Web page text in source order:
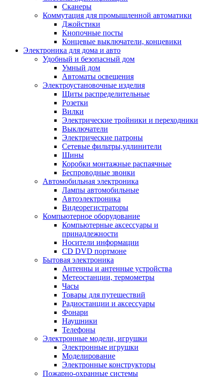
Сканеры
Коммутация для промышленной автоматики
Джойстики
Кнопочные посты
Концевые выключатели, концевики
Электроника для дома и авто
Удобный и безопасный дом
Умный дом
Автоматы освещения
Электроустановочные изделия
Щиты распределительные
Розетки
Вилки
Электрические тройники и переходники
Выключатели
Электрические патроны
Сетевые фильтры,удлинители
Шины
Коробки монтажные распаячные
Беспроводные звонки
Автомобильная электроника
Лампы автомобильные
Автоэлектроника
Видеорегистраторы
Компьютерное оборудование
Компьютерные аксессуары и
принадлежности
Носители информации
CD DVD портмоне
Бытовая электроника
Антенны и антенные устройства
Метеостанции, термометры
Часы
Товары для путешествий
Радиостанции и аксессуары
Фонари
Наушники
Телефоны
Электронные модели, игрушки
Электронные игрушки
Моделирование
Электронные конструкторы
Пожарно-охранные системы